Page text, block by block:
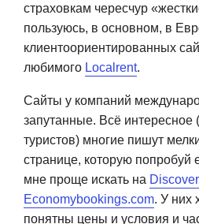
страховкам чересчур
пользуюсь, в основном, в
клиентоориентированных
любимого Localrent.
Сайты у компаний
запутанные. Всё интересное
туристов) многие пишут
странице, которую попробуй
мне проще искать на
Economybookings.com. У них
понятны цены и условия и